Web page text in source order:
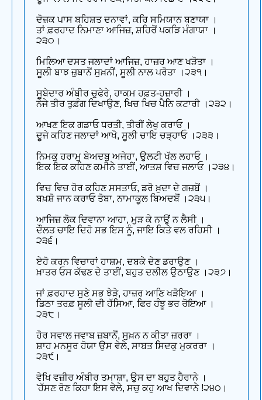
ਦੋਜ਼ਕ ਪਾਸ ਬਹਿਸ਼ਤ ਦਨਾਵਾਂ, ਕਰਿ ਸਮਿਯਾਨ ਬਣਾਯਾ ।
ਤਾਂ ਫ਼ਰਹਾਦ ਨਿਮਾਣਾ ਆਜਿਜ਼, ਸ਼ਹਿਰੋਂ ਪਕੜਿ ਮੰਗਾਯਾ ।
੨੩੦।
ਮਿਲਿਆ ਦਸਤ ਜਲਾਦਾਂ ਆਜਿਜ਼, ਹਾਜ਼ਰ ਆਣ ਖੜੋਤਾ ।
ਸੂਲੀ ਬਾਝ ਜ਼ੁਬਾਨੋਂ ਸੁਖ਼ਨੀਂ, ਸੂਲੀ ਨਾਲ ਪਰੋਤਾ ।੨੩੧।
ਸੂਬੇਦਾਰ ਅੰਬੀਰ ਚੁਫੇਰੇ, ਹਾਕਮ ਹਫ਼ਤ-ਹਜ਼ਾਰੀ ।
ਨੇਜੇ ਤੀਰ ਤੁਫ਼ੰਗ ਦਿਖਾਉਣ, ਖਿਚ ਖਿਚ ਪੈਨਿ ਕਟਾਰੀ ।੨੩੨।
ਆਖਣ ਇਕ ਗਡਾਓ ਧਰਤੀ, ਤੀਰੀਂ ਲੇਖੁ ਕਰਾਓ ।
ਦੂਜੇ ਕਹਿਣ ਜਲਾਦਾਂ ਆਖੋ, ਸੂਲੀ ਚਾਇ ਚੜ੍ਹਾਓ ।੨੩੩।
ਨਿਮਕੁ ਹਰਾਮੁ ਬੇਅਦਬੁ ਅਜੇਹਾ, ਉਲਟੀ ਖੱਲ ਲਹਾਓ ।
ਇਕ ਇਕ ਕਹਿਣ ਕਮੀਨੇ ਤਾਈਂ, ਆਤਸ਼ ਵਿਚ ਜਲਾਓ ।੨੩੪।
ਵਿਚ ਵਿਚ ਹੋਰ ਕਹਿਣ ਸਸਤਾਓ, ਡਰੋ ਖ਼ੁਦਾ ਦੇ ਗਜ਼ਬੋਂ ।
ਬਖ਼ਸ਼ੋ ਜਾਨ ਕਰਾਓ ਤੋਬਾ, ਨਾਮਾਕੂਲ ਬਿਅਦਬੋਂ ।੨੩੫।
ਆਜਿਜ਼ ਲੋਕ ਦਿਵਾਨਾ ਆਹਾ, ਮੁੜ ਕੇ ਨਾਉਂ ਨ ਲੈਸੀ ।
ਦੌਲਤ ਚਾਇ ਦਿਹੋ ਸਭ ਇਸ ਨੂੰ, ਜਾਇ ਕਿਤੇ ਵਲ ਰਹਿਸੀ ।
੨੩੬।
ਏਹੋ ਕਰਨ ਵਿਚਾਰਾਂ ਹਾਸ਼ਮ, ਦਬਕੇ ਦੇਣ ਡਰਾਉਣ ।
ਖ਼ਾਤਰ ਓਸ ਕੱਢਣ ਦੇ ਤਾਈਂ, ਬਹੁਤ ਦਲੀਲ ਉਠਾਉਣ ।੨੩੭।
ਜਾਂ ਫ਼ਰਹਾਦ ਸੁਣੇ ਸਭ ਝੇੜੇ, ਹਾਜ਼ਰ ਆਣਿ ਖੜੋਇਆ ।
ਡਿਠਾ ਤਰਫ਼ ਸੂਲੀ ਦੀ ਹੱਸਿਆ, ਫਿਰ ਹੰਝੂ ਭਰ ਰੋਇਆ ।
੨੩੮।
ਹੋਰ ਸਵਾਲ ਜਵਾਬ ਜ਼ਬਾਨੋਂ, ਸੁਖ਼ਨ ਨ ਕੀਤਾ ਜ਼ਰਰਾ ।
ਸ਼ਾਹ ਮਨਸੂਰ ਹੋਯਾ ਉਸ ਵੇਲੇ, ਸਾਬਤ ਸਿਦਕੁ ਮੁਕਰਰਾ ।
੨੩੯।
ਵੇਖਿ ਵਜ਼ੀਰ ਅੰਬੀਰ ਤਮਾਸ਼ਾ, ਉਸ ਦਾ ਬਹੁਤ ਹੈਰਾਨੇ ।
'ਹੱਸਣ ਰੋਣ ਕਿਹਾ ਇਸ ਵੇਲੇ, ਸਚੁ ਕਹੁ ਆਖ ਦਿਵਾਨੇ !੨੪੦।